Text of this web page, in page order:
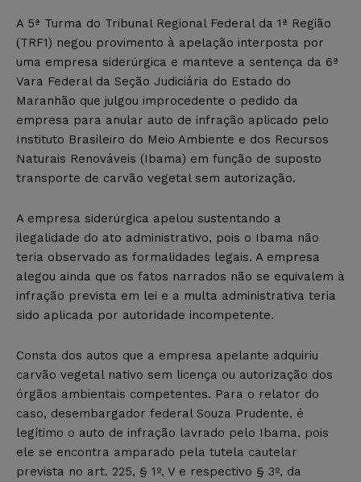
A 5ª Turma do Tribunal Regional Federal da 1ª Região
(TRF1) negou provimento à apelação interposta por
uma empresa siderúrgica e manteve a sentença da 6ª
Vara Federal da Seção Judiciária do Estado do
Maranhão que julgou improcedente o pedido da
empresa para anular auto de infração aplicado pelo
Instituto Brasileiro do Meio Ambiente e dos Recursos
Naturais Renováveis (Ibama) em função de suposto
transporte de carvão vegetal sem autorização.
A empresa siderúrgica apelou sustentando a
ilegalidade do ato administrativo, pois o Ibama não
teria observado as formalidades legais. A empresa
alegou ainda que os fatos narrados não se equivalem à
infração prevista em lei e a multa administrativa teria
sido aplicada por autoridade incompetente.
Consta dos autos que a empresa apelante adquiriu
carvão vegetal nativo sem licença ou autorização dos
órgãos ambientais competentes. Para o relator do
caso, desembargador federal Souza Prudente, é
legítimo o auto de infração lavrado pelo Ibama, pois
ele se encontra amparado pela tutela cautelar
prevista no art. 225, § 1º, V e respectivo § 3º, da